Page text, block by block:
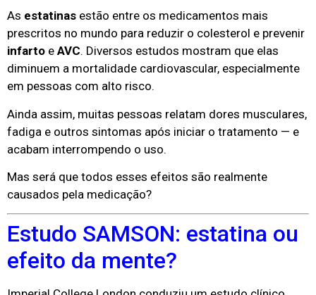
As estatinas estão entre os medicamentos mais
prescritos no mundo para reduzir o colesterol e prevenir
infarto e AVC. Diversos estudos mostram que elas
diminuem a mortalidade cardiovascular, especialmente
em pessoas com alto risco.
Ainda assim, muitas pessoas relatam dores musculares,
fadiga e outros sintomas após iniciar o tratamento — e
acabam interrompendo o uso.
Mas será que todos esses efeitos são realmente
causados pela medicação?
Estudo SAMSON: estatina ou
efeito da mente?